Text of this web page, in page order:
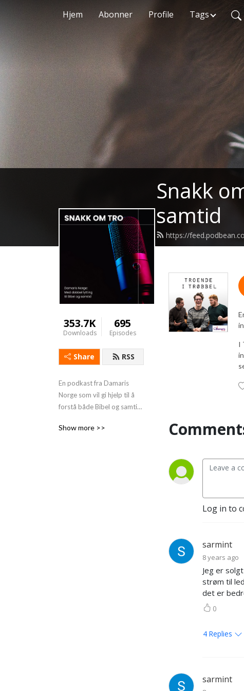
Hjem Abonner Profile Tags
Snakk
samtid
https://
353.7K
Downloads
695
Episodes
Share RSS
En podkast fra Damaris
Norge som vil gi hjelp til å
forstå både Bibel og samtid,
på apologetikk og
Show more >>
I
Log in to
sarmint
8 years ago
Jeg er
strøm til
det er
0
4 Replies
sarmint